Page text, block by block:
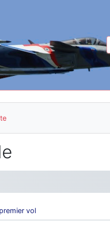
premier vol